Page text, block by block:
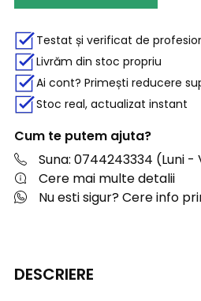
Testat și verificat de
Livrăm din stoc propriu
Ai cont? Primești reducere
Stoc real, actualizat instant
Cum te putem ajuta?
Suna: 0744243334 (Luni -
Cere mai multe detalii
Nu esti sigur? Cere info
DESCRIERE